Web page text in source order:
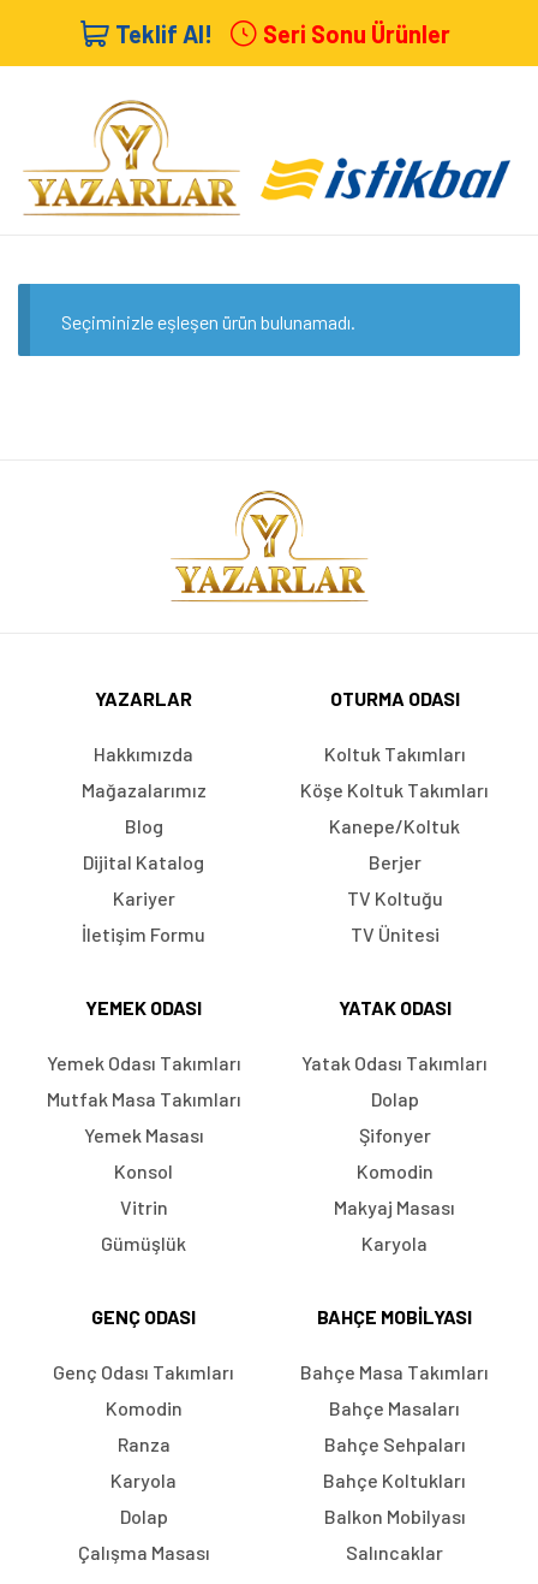
Teklif Al! Seri Sonu Ürünler
Seçiminizle eşleşen ürün bulunamadı.
YAZARLAR
Hakkımızda
Mağazalarımız
Blog
Dijital Katalog
Kariyer
İletişim Formu
OTURMA ODASI
Koltuk Takımları
Köşe Koltuk Takımları
Kanepe/Koltuk
Berjer
TV Koltuğu
TV Ünitesi
YEMEK ODASI
Yemek Odası Takımları
Mutfak Masa Takımları
Yemek Masası
Konsol
Vitrin
Gümüşlük
YATAK ODASI
Yatak Odası Takımları
Dolap
Şifonyer
Komodin
Makyaj Masası
Karyola
GENÇ ODASI
Genç Odası Takımları
Komodin
Ranza
Karyola
Dolap
Çalışma Masası
BAHÇE MOBILYASI
Bahçe Masa Takımları
Bahçe Masaları
Bahçe Sehpaları
Bahçe Koltukları
Balkon Mobilyası
Salıncaklar